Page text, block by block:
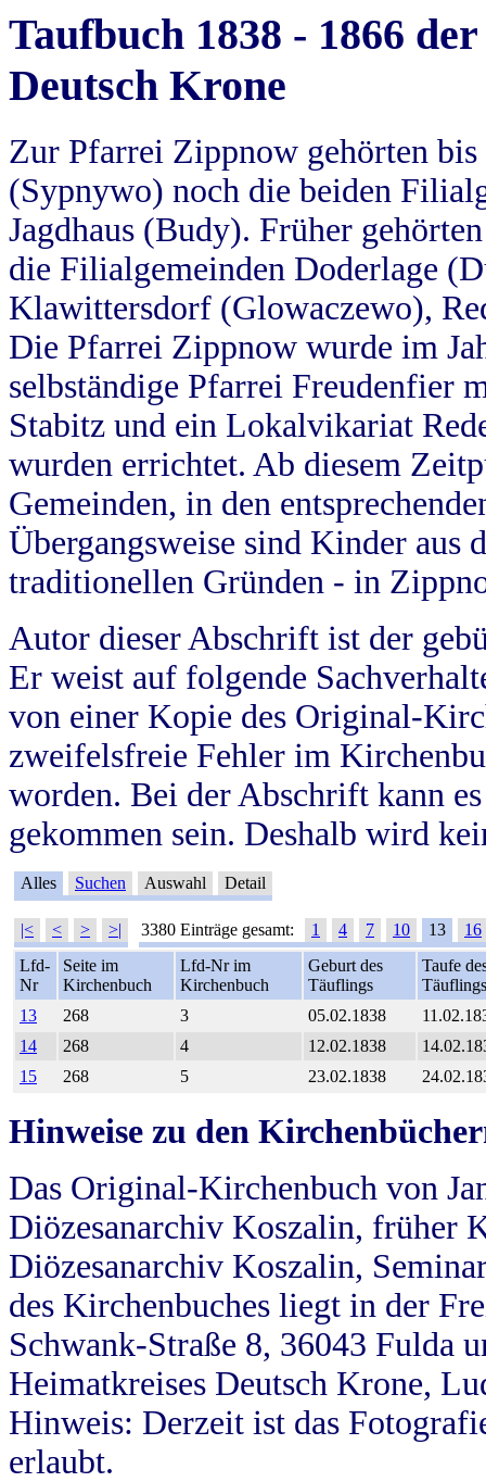
Taufbuch 1838 - 1866
Deutsch Krone
Zur Pfarrei Zippnow gehörten
(Sypnywo) noch die beiden
Jagdhaus (Budy). Früher
die Filialgemeinden Doderlage
Klawittersdorf (Glowaczewo),
Die Pfarrei Zippnow wurde im
selbständige Pfarrei Freudenfier
Stabitz und ein Lokalvikariat
wurden errichtet. Ab diesem
Gemeinden, in den
Übergangsweise sind Kinder aus
traditionellen Gründen - in
Autor dieser Abschrift ist der
Er weist auf folgende
von einer Kopie des Original-
zweifelsfreie Fehler im
worden. Bei der Abschrift kann
gekommen sein. Deshalb wird
Alles Suchen Auswahl Detail
|< < > >| 3380 Einträge gesamt: 1 4 7 10 13
16
Lfd-
Nr
Seite im
Kirchenbuch
Lfd-Nr im
Kirchenbuch
Geburt des
Täuflings
Taufe
Täuflings
13
268 3 05.02.1838
14
268 4 12.02.1838
15
268 5 23.02.1838
Hinweise zu den
Das Original-Kirchenbuch von
Diözesanarchiv Koszalin, früher
Diözesanarchiv Koszalin,
des Kirchenbuches liegt in der
Schwank-Straße 8, 36043 Fulda
Heimatkreises Deutsch Krone,
Hinweis: Derzeit ist das
erlaubt.